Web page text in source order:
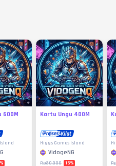
600M
%
Kartu Ungu 400M
Higgs Games Island
VidogeNG
Rp30.000 16%